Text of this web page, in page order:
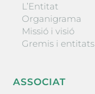
L’Entitat
Organigrama
Missió i visió
Gremis i entitats
ASSOCIAT